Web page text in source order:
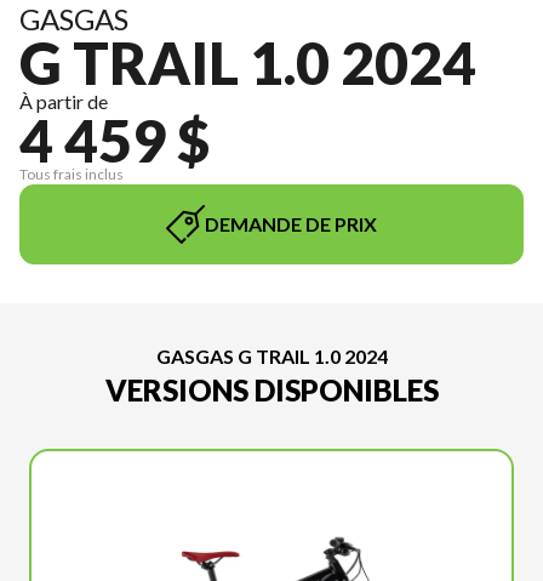
GASGAS
G TRAIL 1.0 2024
À partir de
4 459 $
Tous frais inclus
DEMANDE DE PRIX
GASGAS G TRAIL 1.0 2024
VERSIONS DISPONIBLES